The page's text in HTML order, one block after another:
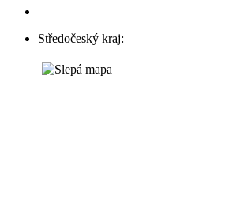
Středočeský kraj: